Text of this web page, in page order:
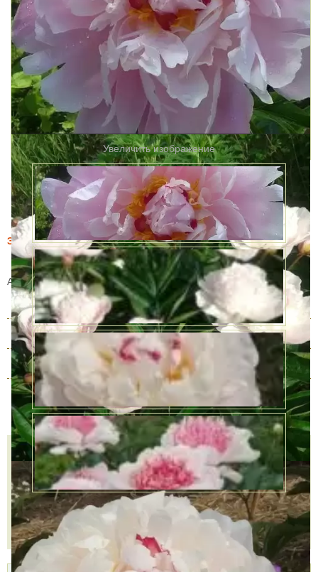
Увеличить изображение
Этот товар купили 7 раз за месяц
Пион травянистый Вог
Артикул:71836
3 года 3650 руб.
В наличии
4 года 4350 руб.
В наличии
5 лет 5000 руб.
Количество
В КОРЗИНУ
КУПИТЬ В ОДИН КЛИК